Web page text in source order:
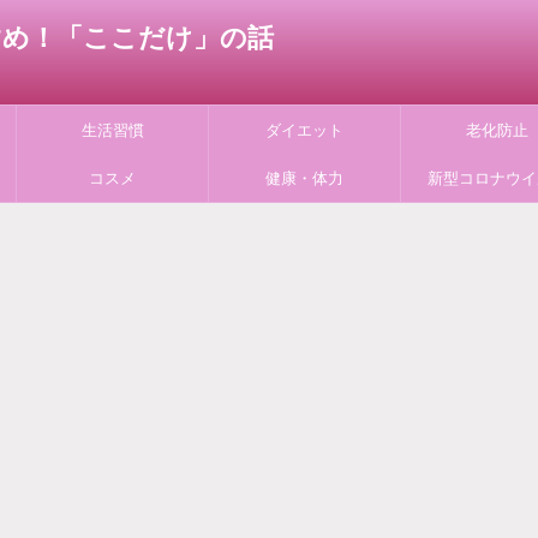
！「ここだけ」の話
生活習慣 ダイエット 老化防止
コスメ 健康・体力 新型コロナウ